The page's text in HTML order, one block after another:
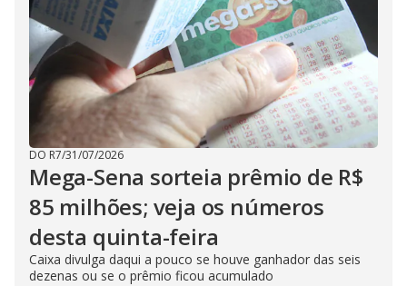
DO R7/31/07/2026
Mega-Sena sorteia prêmio de R$
85 milhões; veja os números
desta quinta-feira
Caixa divulga daqui a pouco se houve ganhador das seis
dezenas ou se o prêmio ficou acumulado